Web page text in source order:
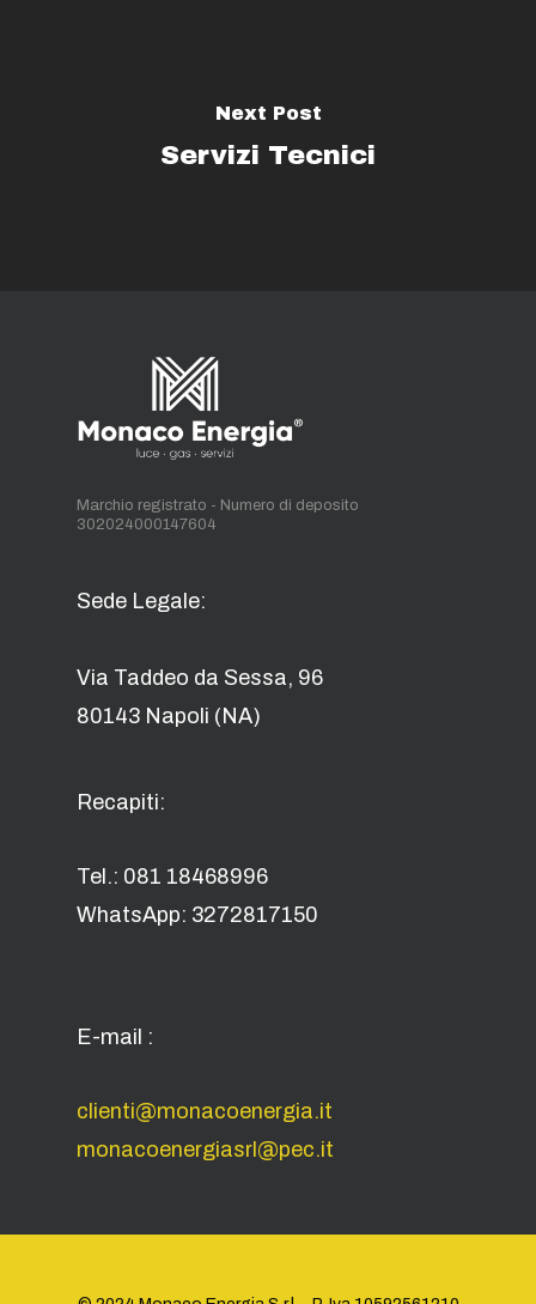
Next Post
Servizi Tecnici
Marchio registrato - Numero di deposito
302024000147604
Sede Legale:
Via Taddeo da Sessa, 96
80143 Napoli (NA)
Recapiti:
Tel.: 081 18468996
WhatsApp: 3272817150
E-mail :
clienti@monacoenergia.it
monacoenergiasrl@pec.it